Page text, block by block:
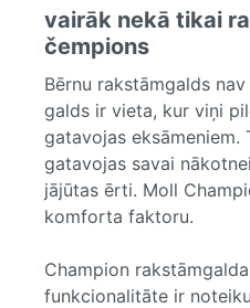
vairāk nekā tikai
čempions
Bērnu rakstāmgalds
galds ir vieta, kur viņi
gatavojas eksāmeniem.
gatavojas savai
jājūtas ērti. Moll
komforta faktoru.
Champion
funkcionalitāte ir